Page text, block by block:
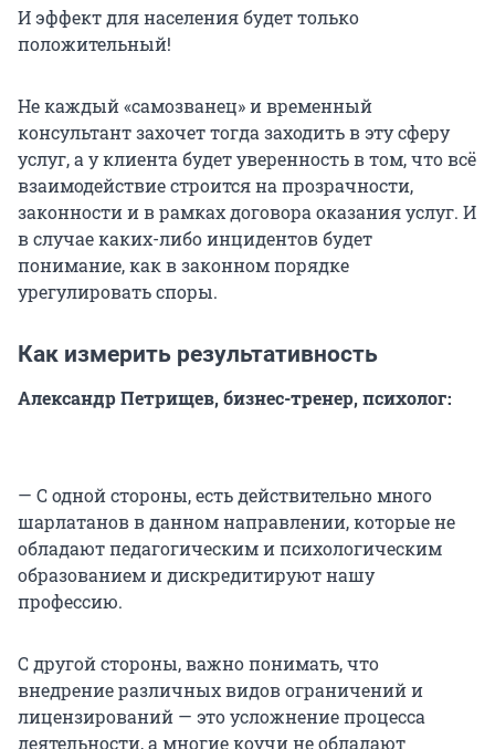
И эффект для населения будет только
положительный!
Не каждый «самозванец» и временный
консультант захочет тогда заходить в эту сферу
услуг, а у клиента будет уверенность в том, что всё
взаимодействие строится на прозрачности,
законности и в рамках договора оказания услуг. И
в случае каких-либо инцидентов будет
понимание, как в законном порядке
урегулировать споры.
Как измерить результативность
Александр Петрищев, бизнес-тренер, психолог:
— С одной стороны, есть действительно много
шарлатанов в данном направлении, которые не
обладают педагогическим и психологическим
образованием и дискредитируют нашу
профессию.
С другой стороны, важно понимать, что
внедрение различных видов ограничений и
лицензирований — это усложнение процесса
деятельности, а многие коучи не обладают